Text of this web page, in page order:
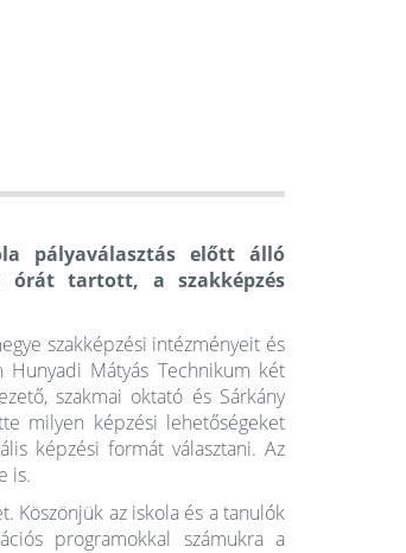
pályaválasztás előtt álló
órát tartott, a szakképzés
szakképzési intézményeit és
Hunyadi Mátyás Technikum két
szakmai oktató és Sárkány
milyen képzési lehetőségeket
képzési formát választani. Az
is.
Köszönjük az iskola és a tanulók
programokkal számukra a